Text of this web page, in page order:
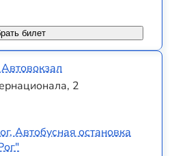
билет
2
Автобусная остановка